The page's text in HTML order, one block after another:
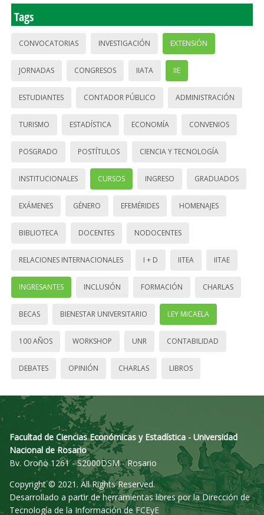
Tags
CONVOCATORIAS INVESTIGACIÓN EXTENSIÓN
JORNADAS CONGRESOS IIATA IIE
ESTUDIANTES CONTADOR PÚBLICO ADMINISTRACIÓN
TURISMO ESTADÍSTICA ECONOMÍA CONVENIOS
POSGRADO POSTÍTULOS CIENCIA Y TECNOLOGÍA
INSTITUCIONALES CURSOS INGRESO GRADUADOS
EXÁMENES GÉNERO EFEMÉRIDES HOMENAJES
BIBLIOTECA DOCENTES NODOCENTES
RELACIONES INTERNACIONALES I + D IITEA IITAE
INGRESANTES INCLUSIÓN FORMACIÓN CHARLAS
BECAS BIENESTAR UNIVERSITARIO LEY MICAELA
100 AÑOS WORKSHOP UNR CONTABILIDAD
DEBATES OPINIÓN CHARLAS LIBROS
Facultad de Ciencias Económicas y Estadística - Universidad
Nacional de Rosario
Bv. Oroño 1261 - S2000DSM - Rosario
Copyright © 2021. All Rights Reserved.
Desarrollado a partir de herramientas libres por la Dirección de
Tecnología de la Información de FCEyE